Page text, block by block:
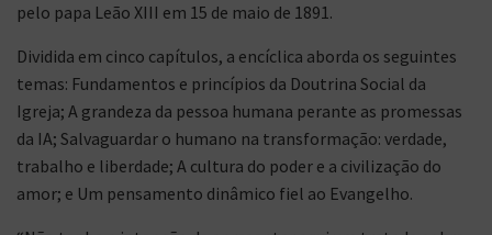
pelo papa Leão XIII em 15 de maio de 1891.
Dividida em cinco capítulos, a encíclica aborda os seguintes
temas: Fundamentos e princípios da Doutrina Social da
Igreja; A grandeza da pessoa humana perante as promessas
da IA; Salvaguardar o humano na transformação: verdade,
trabalho e liberdade; A cultura do poder e a civilização do
amor; e Um pensamento dinâmico fiel ao Evangelho.